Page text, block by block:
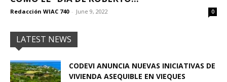
Redacción WIAC 740 - June 9, 2022 0
LATEST NEWS
CODEVI ANUNCIA NUEVAS INICIATIVAS DE
VIVIENDA ASEQUIBLE EN VIEQUES